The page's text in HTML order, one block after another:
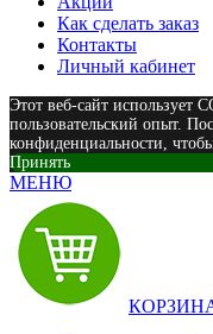
Как сделать заказ
Контакты
Личный кабинет
Этот веб-сайт использует
пользовательский опыт.
конфиденциальности,
Принять
МЕНЮ